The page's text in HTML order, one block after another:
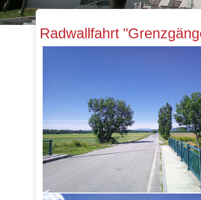
Radwallfahrt